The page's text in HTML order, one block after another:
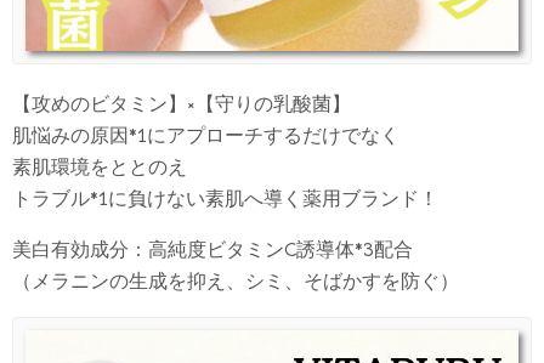
【攻めのビタミン】×【守りの乳酸菌】
肌悩みの原因*1にアプローチするだけでなく
素肌環境をととのえ
トラブル*1に負けない素肌へ導く薬用ブランド！
美白有効成分：高純度ビタミンC誘導体*3配合
（メラニンの生成を抑え、シミ、そばかすを防ぐ）